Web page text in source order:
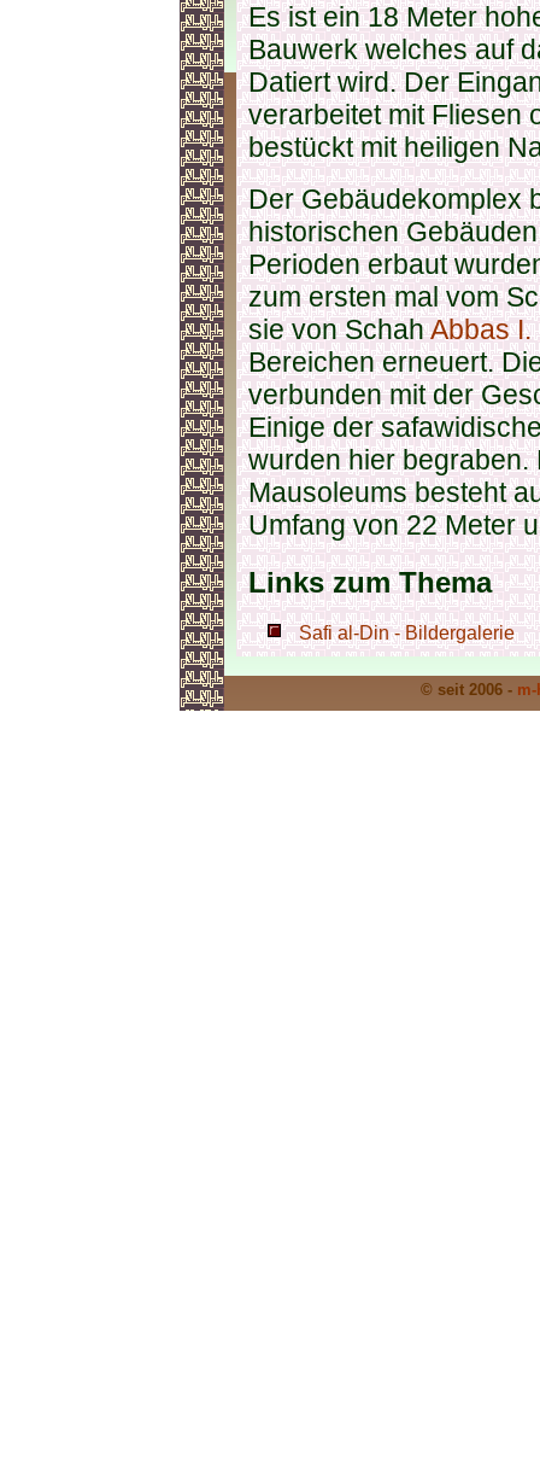
Es ist ein 18 Meter
Bauwerk welches auf
Datiert wird. Der
verarbeitet mit Fliesen
bestückt mit heiligen
Der Gebäudekomplex
historischen
Perioden erbaut
zum ersten mal vom
sie von SchahAbbas I.
Bereichen erneuert.
verbunden mit der
Einige der
wurden hier
Mausoleums besteht
Umfang von 22 Meter
Links zum Thema
Safi al-Din - Bildergalerie
© seit 2006 -